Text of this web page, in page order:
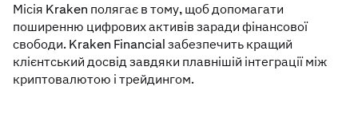
Місія Kraken полягає в тому, щоб допомагати
поширенню цифрових активів заради фінансової
свободи. Kraken Financial забезпечить кращий
клієнтський досвід завдяки плавнішій інтеграції між
криптовалютою і трейдингом.